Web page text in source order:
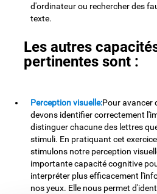
d'ordinateur ou rechercher des
texte.
Les autres
pertinentes sont :
Perception visuelle:Pour avancer
devons identifier correctement
distinguer chacune des lettres
stimuli. En pratiquant cet
stimulons notre perception
importante capacité cognitive
interpréter plus efficacement
nos yeux. Elle nous permet